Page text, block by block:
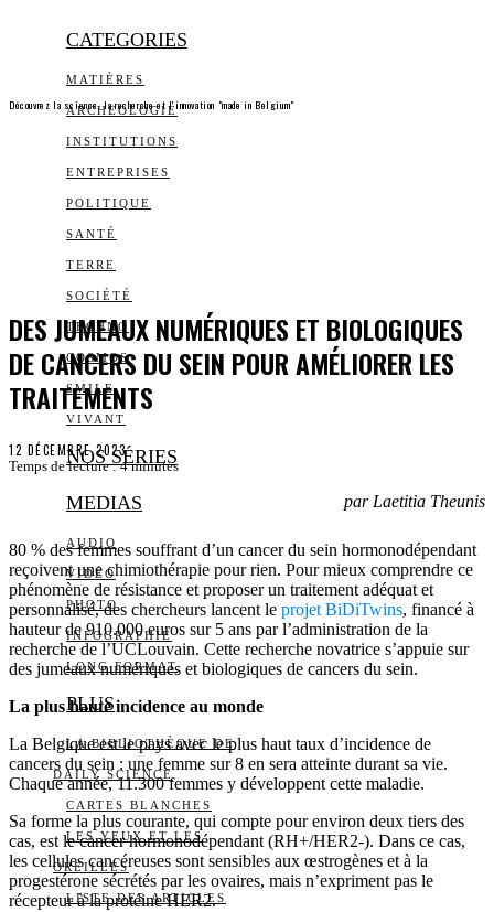
CATEGORIES
MATIÈRES
ARCHEOLOGIE
INSTITUTIONS
ENTREPRISES
POLITIQUE
SANTÉ
TERRE
SOCIÉTÉ
TECHNO
COSMOS
SMILE
VIVANT
NOS SÉRIES
MEDIAS
AUDIO
VIDÉO
PHOTO
INFOGRAPHIE
LONG FORMAT
PLUS
LA BIBLIOTHÈQUE DE
DAILY SCIENCE
CARTES BLANCHES
LES YEUX ET LES
OREILLES
LISTE DES ARTICLES
Découvrez la science, la recherche et l’innovation "made in Belgium"
DES JUMEAUX NUMÉRIQUES ET BIOLOGIQUES
DE CANCERS DU SEIN POUR AMÉLIORER LES
TRAITEMENTS
12 DÉCEMBRE 2023
Temps de lecture :4 minutes
par Laetitia Theunis
80 % des femmes souffrant d’un cancer du sein hormonodépendant
reçoivent une chimiothérapie pour rien. Pour mieux comprendre ce
phénomène de résistance et proposer un traitement adéquat et
personnalisé, des chercheurs lancent le projet BiDiTwins, financé à
hauteur de 910.000 euros sur 5 ans par l’administration de la
recherche de l’UCLouvain. Cette recherche novatrice s’appuie sur
des jumeaux numériques et biologiques de cancers du sein.
La plus haute incidence au monde
La Belgique est le pays avec le plus haut taux d’incidence de
cancers du sein : une femme sur 8 en sera atteinte durant sa vie.
Chaque année, 11.300 femmes y développent cette maladie.
Sa forme la plus courante, qui compte pour environ deux tiers des
cas, est le cancer hormonodépendant (RH+/HER2-). Dans ce cas,
les cellules cancéreuses sont sensibles aux œstrogènes et à la
progestérone sécrétés par les ovaires, mais n’expriment pas le
récepteur à la protéine HER2.